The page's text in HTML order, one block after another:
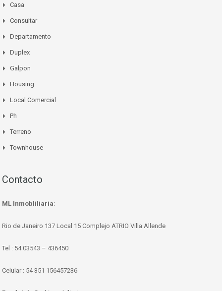
Casa
Consultar
Departamento
Duplex
Galpon
Housing
Local Comercial
Ph
Terreno
Townhouse
Contacto
ML Inmobliliaria:
Rio de Janeiro 137 Local 15 Complejo ATRIO Villa Allende
Tel : 54 03543 – 436450
Celular : 54 351 156457236